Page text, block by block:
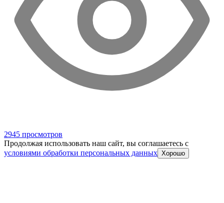
2945 просмотров
Продолжая использовать наш сайт, вы соглашаетесь c
условиями обработки персональных данных Хорошо